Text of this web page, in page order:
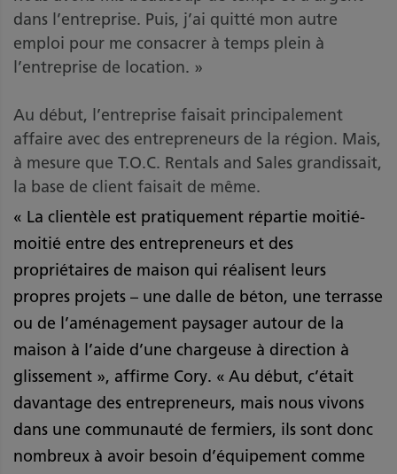
dans l’entreprise. Puis, j’ai quitté mon autre
emploi pour me consacrer à temps plein à
l’entreprise de location. »
Au début, l’entreprise faisait principalement
affaire avec des entrepreneurs de la région. Mais,
à mesure que T.O.C. Rentals and Sales grandissait,
la base de client faisait de même.
« La clientèle est pratiquement répartie moitié-
moitié entre des entrepreneurs et des
propriétaires de maison qui réalisent leurs
propres projets – une dalle de béton, une terrasse
ou de l’aménagement paysager autour de la
maison à l’aide d’une chargeuse à direction à
glissement », affirme Cory. « Au début, c’était
davantage des entrepreneurs, mais nous vivons
dans une communauté de fermiers, ils sont donc
nombreux à avoir besoin d’équipement comme